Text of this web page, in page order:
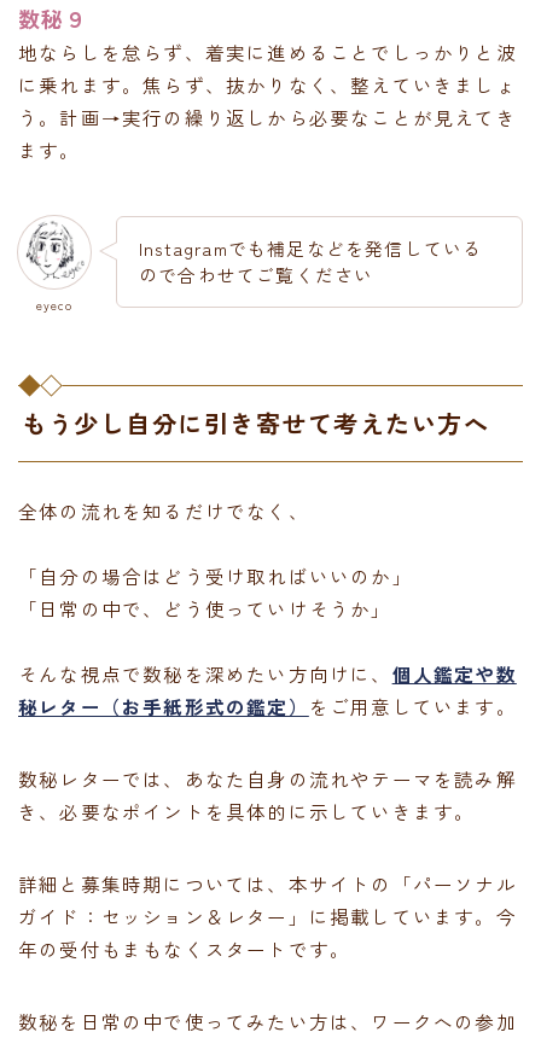
数秘９
地ならしを怠らず、着実に進めることでしっかりと波
に乗れます。焦らず、抜かりなく、整えていきましょ
う。計画→実行の繰り返しから必要なことが見えてき
ます。
eyeco
Instagramでも補足などを発信している
ので合わせてご覧ください
もう少し自分に引き寄せて考えたい方へ
全体の流れを知るだけでなく、
「自分の場合はどう受け取ればいいのか」
「日常の中で、どう使っていけそうか」
そんな視点で数秘を深めたい方向けに、 個人鑑定や数
秘レター（お手紙形式の鑑定） をご用意しています。
数秘レターでは、あなた自身の流れやテーマを読み解
き、必要なポイントを具体的に示していきます。
詳細と募集時期については、本サイトの「パーソナル
ガイド：セッション＆レター」に掲載しています。今
年の受付もまもなくスタートです。
数秘を日常の中で使ってみたい方は、ワークへの参加